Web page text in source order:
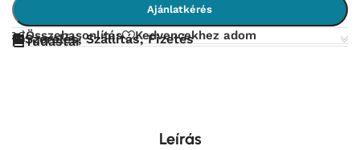
Ajánlatkérés
Összehasonlítás Kedvencekhez adom
Szerelés, Szállítás, Fizetés
Tudástár
Leírás